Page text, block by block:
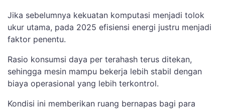
Jika sebelumnya kekuatan komputasi menjadi tolok
ukur utama, pada 2025 efisiensi energi justru menjadi
faktor penentu.
Rasio konsumsi daya per terahash terus ditekan,
sehingga mesin mampu bekerja lebih stabil dengan
biaya operasional yang lebih terkontrol.
Kondisi ini memberikan ruang bernapas bagi para